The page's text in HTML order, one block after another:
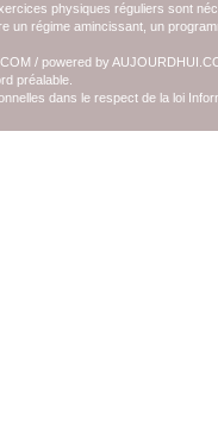
physiques réguliers sont
un régime amincissant, un
/ powered by
préalable.
dans le respect de la loi